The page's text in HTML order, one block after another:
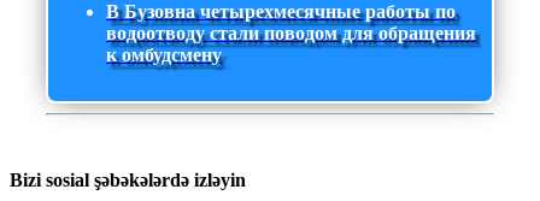
В Бузовна четырехмесячные работы по
водоотводу стали поводом для обращения
к омбудсмену
Bizi sosial şəbəkələrdə izləyin